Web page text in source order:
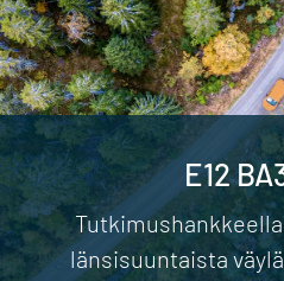
E12
länsisuuntaista